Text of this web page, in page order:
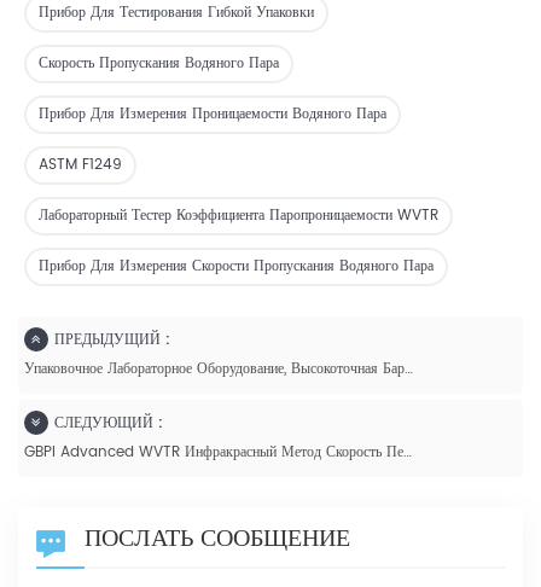
Прибор Для Тестирования Гибкой Упаковки
Скорость Пропускания Водяного Пара
Прибор Для Измерения Проницаемости Водяного Пара
ASTM F1249
Лабораторный Тестер Коэффициента Паропроницаемости WVTR
Прибор Для Измерения Скорости Пропускания Водяного Пара
ПРЕДЫДУЩИЙ :
Упаковочное Лабораторное Оборудование, Высокоточная Барьерная Пленка, Анализатор Проницаемости Водяного Пара, Скорость Передачи Паров Влаги
СЛЕДУЮЩИЙ :
GBPI Advanced WVTR Инфракрасный Метод Скорость Передачи Паров Влаги ASTM F1249 - W401 2,0
ПОСЛАТЬ СООБЩЕНИЕ